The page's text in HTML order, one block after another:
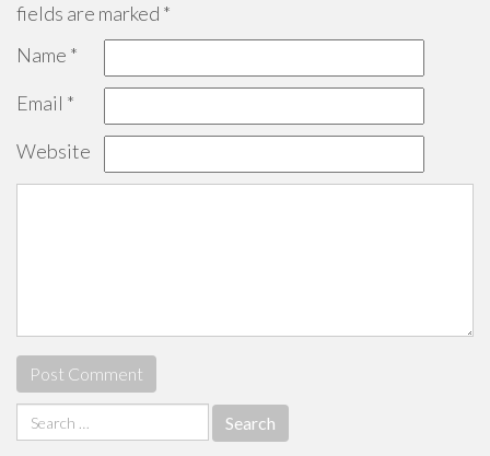
fields are marked *
Name *
Email *
Website
Search
for: